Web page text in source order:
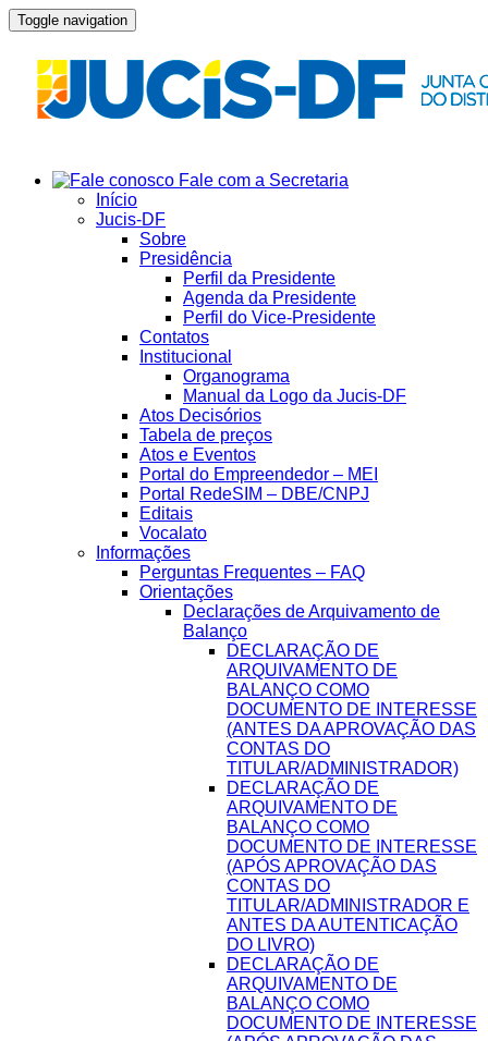
Toggle navigation
Fale com a Secretaria
Início
Jucis-DF
Sobre
Presidência
Perfil da Presidente
Agenda da Presidente
Perfil do Vice-Presidente
Contatos
Institucional
Organograma
Manual da Logo da Jucis-DF
Atos Decisórios
Tabela de preços
Atos e Eventos
Portal do Empreendedor – MEI
Portal RedeSIM – DBE/CNPJ
Editais
Vocalato
Informações
Perguntas Frequentes – FAQ
Orientações
Declarações de Arquivamento de
Balanço
DECLARAÇÃO DE
ARQUIVAMENTO DE
BALANÇO COMO
DOCUMENTO DE INTERESSE
(ANTES DA APROVAÇÃO DAS
CONTAS DO
TITULAR/ADMINISTRADOR)
DECLARAÇÃO DE
ARQUIVAMENTO DE
BALANÇO COMO
DOCUMENTO DE INTERESSE
(APÓS APROVAÇÃO DAS
CONTAS DO
TITULAR/ADMINISTRADOR E
ANTES DA AUTENTICAÇÃO
DO LIVRO)
DECLARAÇÃO DE
ARQUIVAMENTO DE
BALANÇO COMO
DOCUMENTO DE INTERESSE